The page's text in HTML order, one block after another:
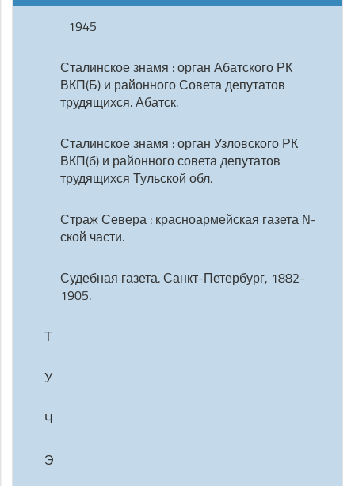
1945
Сталинское знамя : орган Абатского РК
ВКП(Б) и районного Совета депутатов
трудящихся. Абатск.
Сталинское знамя : орган Узловского РК
ВКП(б) и районного совета депутатов
трудящихся Тульской обл.
Страж Севера : красноармейская газета N-
ской части.
Судебная газета. Санкт-Петербург, 1882-
1905.
Т
У
Ч
Э